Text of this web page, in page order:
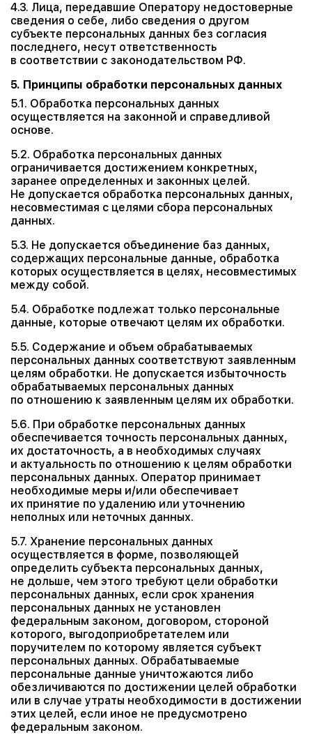
4.3. Лица, передавшие Оператору недостоверные
сведения о себе, либо сведения о другом
субъекте персональных данных без согласия
последнего, несут ответственность
в соответствии с законодательством РФ.
5. Принципы обработки персональных данных
5.1. Обработка персональных данных
осуществляется на законной и справедливой
основе.
5.2. Обработка персональных данных
ограничивается достижением конкретных,
заранее определенных и законных целей.
Не допускается обработка персональных данных,
несовместимая с целями сбора персональных
данных.
5.3. Не допускается объединение баз данных,
содержащих персональные данные, обработка
которых осуществляется в целях, несовместимых
между собой.
5.4. Обработке подлежат только персональные
данные, которые отвечают целям их обработки.
5.5. Содержание и объем обрабатываемых
персональных данных соответствуют заявленным
целям обработки. Не допускается избыточность
обрабатываемых персональных данных
по отношению к заявленным целям их обработки.
5.6. При обработке персональных данных
обеспечивается точность персональных данных,
их достаточность, а в необходимых случаях
и актуальность по отношению к целям обработки
персональных данных. Оператор принимает
необходимые меры и/или обеспечивает
их принятие по удалению или уточнению
неполных или неточных данных.
5.7. Хранение персональных данных
осуществляется в форме, позволяющей
определить субъекта персональных данных,
не дольше, чем этого требуют цели обработки
персональных данных, если срок хранения
персональных данных не установлен
федеральным законом, договором, стороной
которого, выгодоприобретателем или
поручителем по которому является субъект
персональных данных. Обрабатываемые
персональные данные уничтожаются либо
обезличиваются по достижении целей обработки
или в случае утраты необходимости в достижении
этих целей, если иное не предусмотрено
федеральным законом.